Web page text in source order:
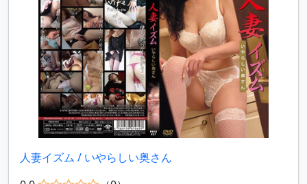
人妻イズム / いやらしい奥さん